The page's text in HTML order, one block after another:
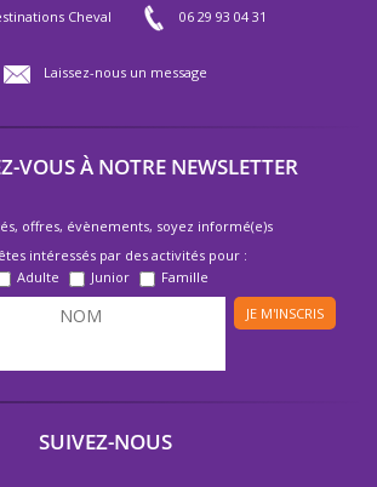
Cheval 06 29 93 04 31
Laissez-nous un message
VOUS À NOTRE NEWSLETTER
offres, évènements, soyez informé(e)s
intéressés par des activités pour :
Adulte
Junior
Famille
JE M'INSCRIS
SUIVEZ-NOUS